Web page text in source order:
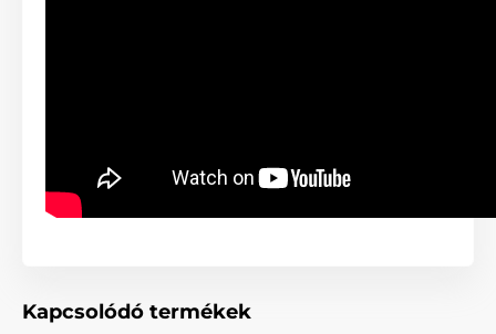
észlelné az impulzus erejének növekedését. A
PetSafe® 900m-es kiképzőnyakörvvel
megakadályozhatja a nemkívánatos impulzusszint
Kapcsolódó termékek